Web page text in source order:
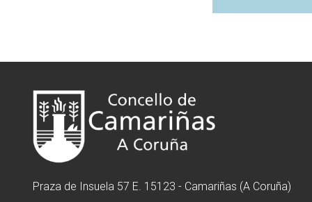
Praza de Insuela 57 E. 15123 - Camariñas (A Coruña)